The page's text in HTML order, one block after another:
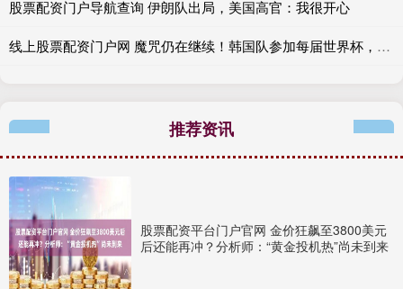
股票配资门户导航查询 伊朗队出局，美国高官：我很开心
线上股票配资门户网 魔咒仍在继续！韩国队参加每届世界杯，第二场比赛都没赢过
推荐资讯
股票配资平台门户官网 金价狂飙至3800美元
后还能再冲？分析师：“黄金投机热”尚未到来